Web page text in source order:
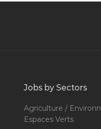
Jobs by Sectors
Agriculture /
Espaces Verts